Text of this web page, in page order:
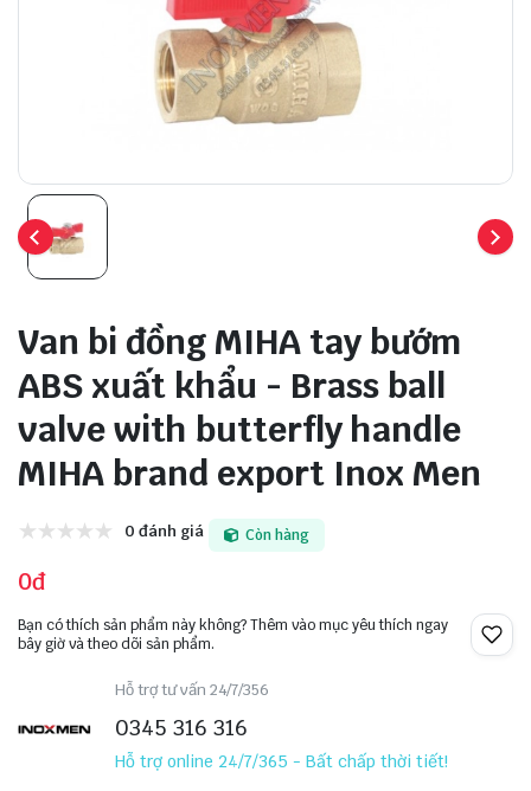
Van bi đồng MIHA tay bướm
ABS xuất khẩu - Brass ball
valve with butterfly handle
MIHA brand export Inox Men
0 đánh giá Còn hàng
0đ
Bạn có thích sản phẩm này không? Thêm vào mục yêu thích ngay
bây giờ và theo dõi sản phẩm.
Hỗ trợ tư vấn 24/7/356
0345 316 316
Hỗ trợ online 24/7/365 - Bất chấp thời tiết!